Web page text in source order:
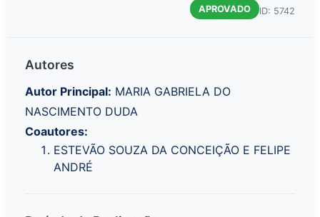
APROVADO ID: 5742
Autores
Autor Principal: MARIA GABRIELA DO
NASCIMENTO DUDA
Coautores:
ESTEVÃO SOUZA DA CONCEIÇÃO E FELIPE
ANDRÉ